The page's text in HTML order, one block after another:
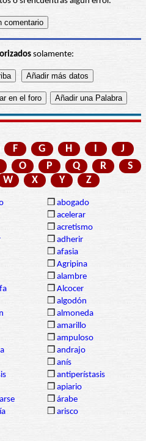
solamente:
F G H I
J
O P Q R
S
W X Y Z
❒ abogado
❒ acelerar
❒ acretismo
❒ adherir
❒ afasia
❒ Agripina
❒ alambre
❒ Alcocer
❒ algodón
❒ almoneda
❒ amarillo
❒ ampuloso
❒ andrajo
❒ anís
❒ antiperístasis
❒ apiario
❒ árabe
❒ arisco